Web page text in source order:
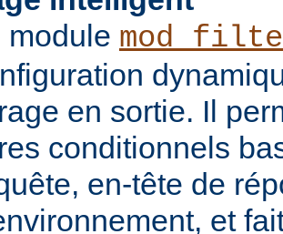
module
en sortie. Il
conditionnels
en-tête de
et